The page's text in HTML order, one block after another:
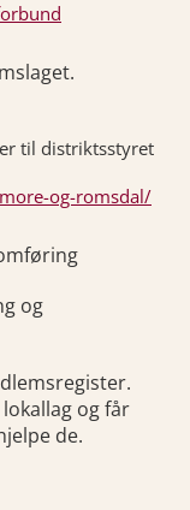
til distriktsstyret
og-romsdal/
og
og får
de.